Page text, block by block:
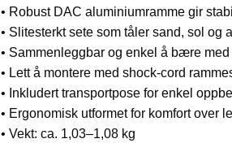
• Robust DAC aluminiumramme gir
• Slitesterkt sete som tåler sand, sol og
• Sammenleggbar og enkel å bære
• Lett å montere med shock-cord
• Inkludert transportpose for enkel
• Ergonomisk utformet for komfort over
• Vekt: ca. 1,03–1,08 kg